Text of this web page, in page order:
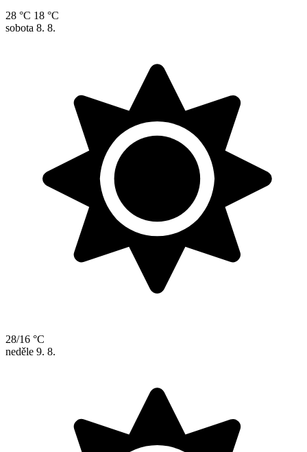
28 °C 18 °C
sobota 8. 8.
28/16 °C
neděle 9. 8.